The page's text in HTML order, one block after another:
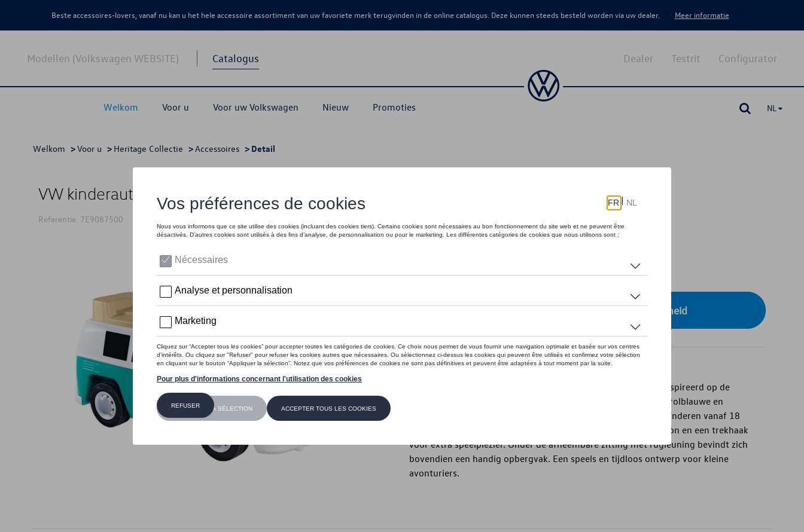
Beste accessoires-lovers, vanaf nu kan u het hele accessoire assortiment van uw favoriete merk terugvinden in de online catalogus. Deze kunnen steeds besteld worden via uw dealer. Meer informatie
Modellen (Volkswagen WEBSITE) Catalogus
Welkom Voor u Voor uw Volkswagen Nieuw Promoties
Configurator
Testrit
Dealer
NL
Welkom >Voor u > Heritage Collectie >Accessoires > Detail
VW kinderauto, petrol/blauw
Referentie: 7E9087500
Dit product is momenteel niet op stock
Contacteer uw dealer voor beschikbaarheid
Beschrijving
Deze loopwagen voor kinderen uit de Heritage-collectie is geïnspireerd op de
iconische Volkswagen Type 2 en uitgevoerd in een stijlvolle petrolblauwe en
laguneblauwe kleurcombinatie. Het voertuig is geschikt voor kinderen vanaf 18
maanden en beschikt over stille banden, een mechanische claxon en een trekhaak
voor extra speelplezier. Onder de afneembare zitting met rugleuning bevindt zich
bovendien een handig opbergvak. Een speels en tijdloos ontwerp voor kleine
avonturiers.